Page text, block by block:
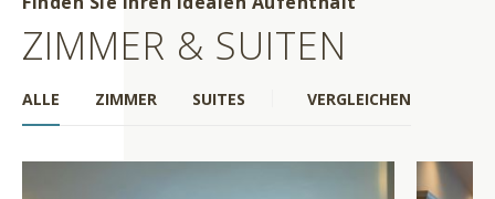
ZIMMER & SUITEN
ALLE ZIMMER SUITES VERGLEICHEN